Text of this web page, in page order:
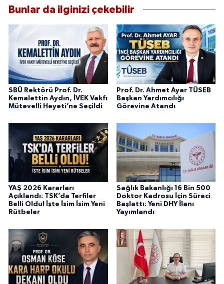
Bunlar da ilginizi çekebilir
SBÜ Rektörü Prof. Dr.
Kemalettin Aydın, İVEK Vakfı
Mütevelli Heyeti’ne Seçildi
Prof. Dr. Ahmet Ayar TÜSEB
Başkan Yardımcılığı
Görevine Atandı
YAŞ 2026 Kararları
Açıklandı: TSK’da Terfiler
Belli Oldu! İşte İsim İsim Yeni
Rütbeler
Sağlık Bakanlığı 16 Bin 500
Doktor Kadrosu İçin Süreci
Başlattı: Yeni DHY İlanı
Yayımlandı